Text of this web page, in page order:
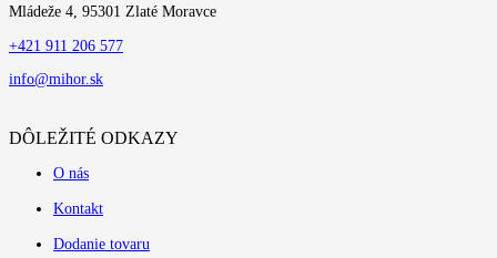
Mládeže 4, 95301 Zlaté Moravce
+421 911 206 577
info@mihor.sk
DÔLEŽITÉ ODKAZY
O nás
Kontakt
Dodanie tovaru